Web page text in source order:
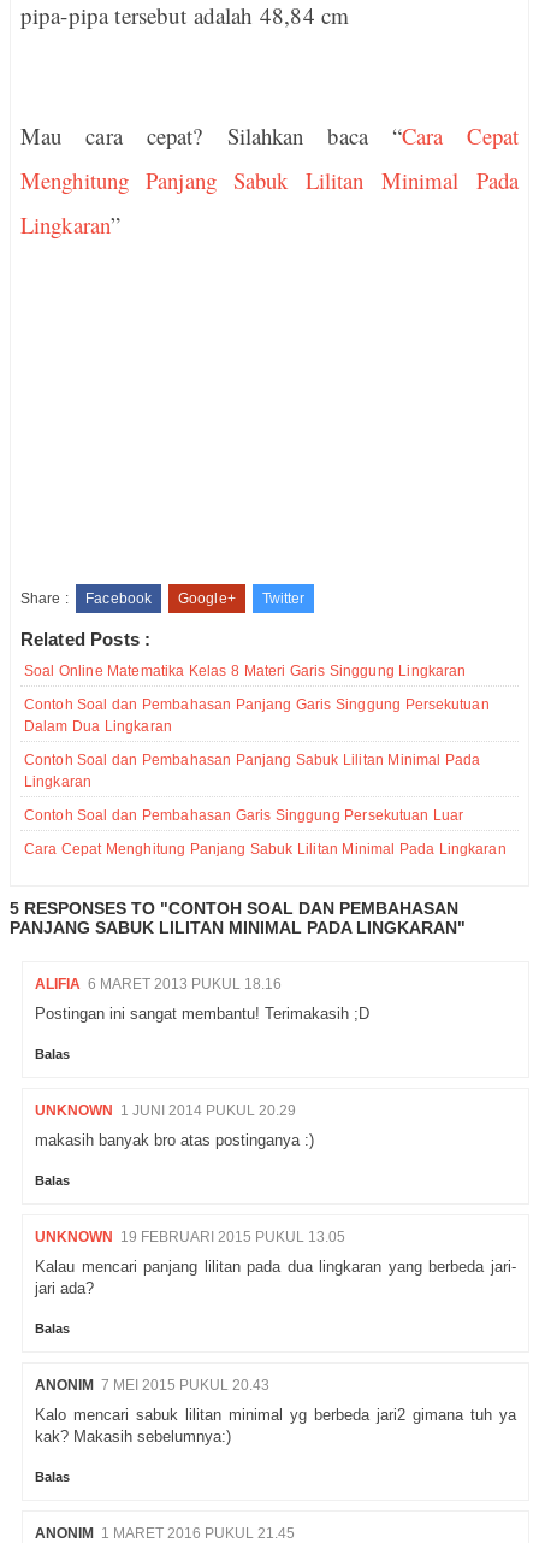
pipa-pipa tersebut adalah48,84 cm
Mau cara cepat? Silahkan baca “Cara Cepat
Menghitung Panjang Sabuk Lilitan Minimal Pada
Lingkaran”
Share : Facebook Google+ Twitter
Related Posts :
Soal Online Matematika Kelas 8 Materi Garis Singgung Lingkaran
Contoh Soal dan Pembahasan Panjang Garis Singgung Persekutuan
Dalam Dua Lingkaran
Contoh Soal dan Pembahasan Panjang Sabuk Lilitan Minimal Pada
Lingkaran
Contoh Soal dan Pembahasan Garis Singgung Persekutuan Luar
Cara Cepat Menghitung Panjang Sabuk Lilitan Minimal Pada Lingkaran
5 RESPONSES TO "CONTOH SOAL DAN PEMBAHASAN
PANJANG SABUK LILITAN MINIMAL PADA LINGKARAN"
ALIFIA 6 MARET 2013 PUKUL 18.16
Postingan ini sangat membantu! Terimakasih ;D
Balas
UNKNOWN 1 JUNI 2014 PUKUL 20.29
makasih banyak bro atas postinganya :)
Balas
UNKNOWN 19 FEBRUARI 2015 PUKUL 13.05
Kalau mencari panjang lilitan pada dua lingkaran yang berbeda jari-
jari ada?
Balas
ANONIM 7 MEI 2015 PUKUL 20.43
Kalo mencari sabuk lilitan minimal yg berbeda jari2 gimana tuh ya
kak? Makasih sebelumnya:)
Balas
ANONIM 1 MARET 2016 PUKUL 21.45